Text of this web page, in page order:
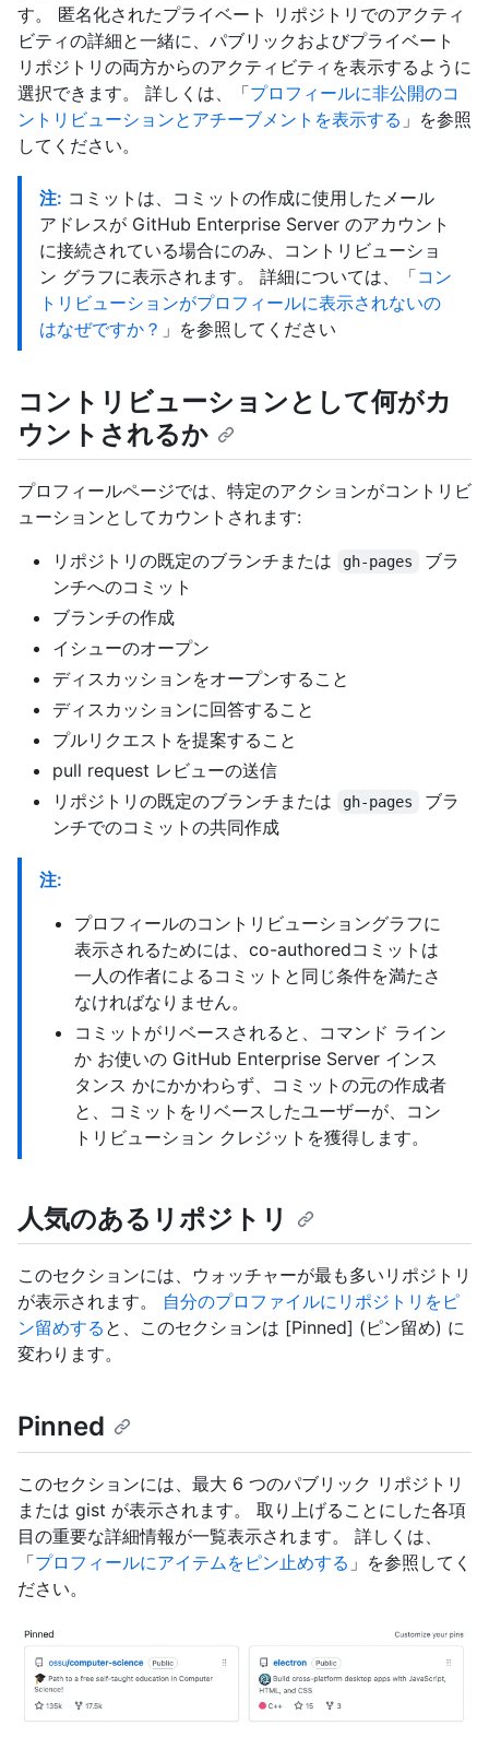
す。 匿名化されたプライベート リポジトリでのアクティ
ビティの詳細と一緒に、パブリックおよびプライベート
リポジトリの両方からのアクティビティを表示するように
選択できます。 詳しくは、「プロフィールに非公開のコ
ントリビューションとアチーブメントを表示する 」を参照
してください。
注: コミットは、コミットの作成に使用したメール
アドレスが GitHub Enterprise Server のアカウント
に接続されている場合にのみ、コントリビューショ
ン グラフに表示されます。 詳細については、「コン
トリビューションがプロフィールに表示されないの
はなぜですか？ 」を参照してください
コントリビューションとして何がカ
ウントされるか
プロフィールページでは、特定のアクションがコントリビ
ューションとしてカウントされます:
リポジトリの既定のブランチまたは
gh-pages
ブラ
ンチへのコミット
ブランチの作成
イシューのオープン
ディスカッションをオープンすること
ディスカッションに回答すること
プルリクエストを提案すること
pull request レビューの送信
リポジトリの既定のブランチまたは
gh-pages
ブラ
ンチでのコミットの共同作成
注:
プロフィールのコントリビューショングラフに
表示されるためには、co-authoredコミットは
一人の作者によるコミットと同じ条件を満たさ
なければなりません。
コミットがリベースされると、コマンド ライン
か お使いの GitHub Enterprise Server インス
タンス かにかかわらず、コミットの元の作成者
と、コミットをリベースしたユーザーが、コン
トリビューション クレジットを獲得します。
人気のあるリポジトリ
このセクションには、ウォッチャーが最も多いリポジトリ
が表示されます。 自分のプロファイルにリポジトリをピ
ン留めする と、このセクションは [Pinned] (ピン留め) に
変わります。
Pinned
このセクションには、最大 6 つのパブリック リポジトリ
または gist が表示されます。 取り上げることにした各項
目の重要な詳細情報が一覧表示されます。 詳しくは、
「プロフィールにアイテムをピン止めする 」を参照してく
ださい。